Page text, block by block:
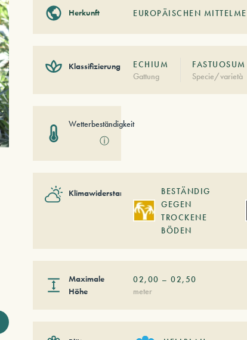
Herkunft EUROPÄISCHEN
Klassifizierung
ECHIUM
Gattung
FASTUOSUM
Specie/varietà
Wetterbeständigkeit
ⓘ
Klimawiderstand
BESTÄNDIG
GEGEN
TROCKENE
BÖDEN
Maximale
Höhe
02,00 –02,50
meter